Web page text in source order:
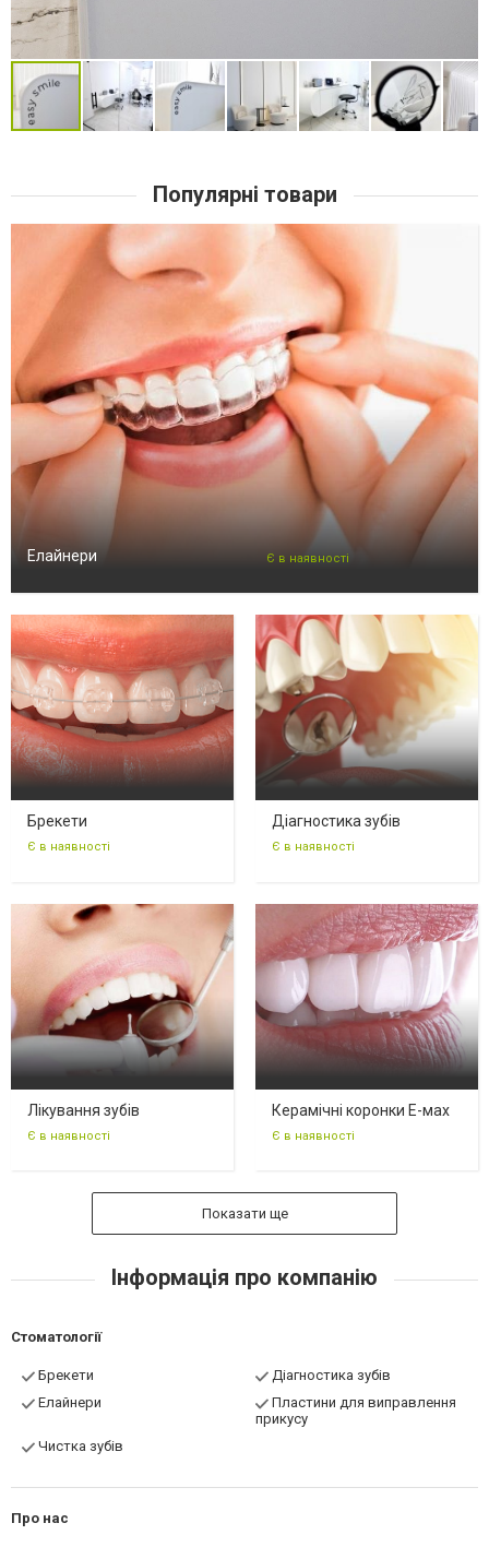
Популярні товари
Елайнери Є в наявності
Брекети
Є в наявності
Діагностика зубів
Є в наявності
Лікування зубів
Є в наявності
Керамічні коронки Е-мах
Є в наявності
Показати ще
Інформація про компанію
Стоматології
Брекети
Діагностика зубів
Елайнери
Пластини для виправлення
прикусу
Чистка зубів
Про нас